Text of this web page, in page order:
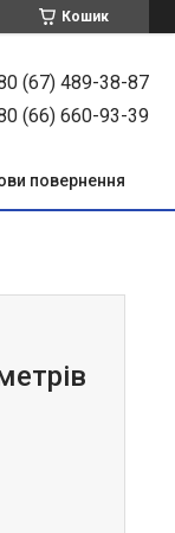
Кошик
(67) 489-38-87
(66) 660-93-39
повернення